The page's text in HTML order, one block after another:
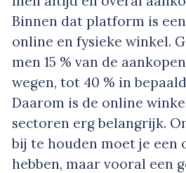
Binnen dat platform is
online en fysieke winkel.
men 15 % van de
wegen, tot 40 % in
Daarom is de online
sectoren erg belangrijk.
bij te houden moet je een
hebben, maar vooral een